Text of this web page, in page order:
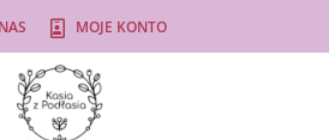
 MOJE KONTO